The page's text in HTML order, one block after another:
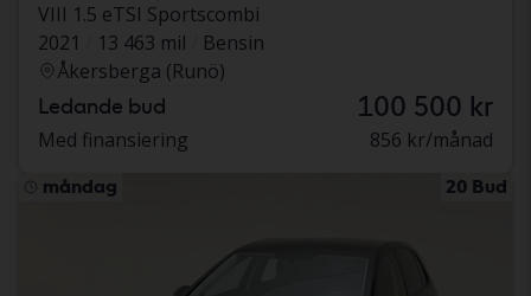
VIII 1.5 eTSI Sportscombi
2021
13 463 mil
Bensin
Åkersberga (Runö)
Ledande bud 100 500 kr
Med finansiering 856 kr/månad
måndag 20 Bud